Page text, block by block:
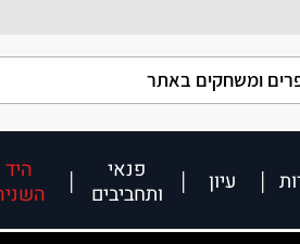
עיון
פנאי
ותחביבים
היד